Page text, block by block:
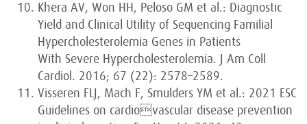
Khera AV, Won HH, Peloso GM et al.: Diagnostic
Yield and Clinical Utility of Sequencing Familial
Hypercholesterolemia Genes in Patients
With Severe Hypercholesterolemia. J Am Coll
Cardiol. 2016; 67 (22): 2578–2589.
Visseren FLJ, Mach F, Smulders YM et al.: 2021 ESC
Guidelines on cardiovascular disease prevention